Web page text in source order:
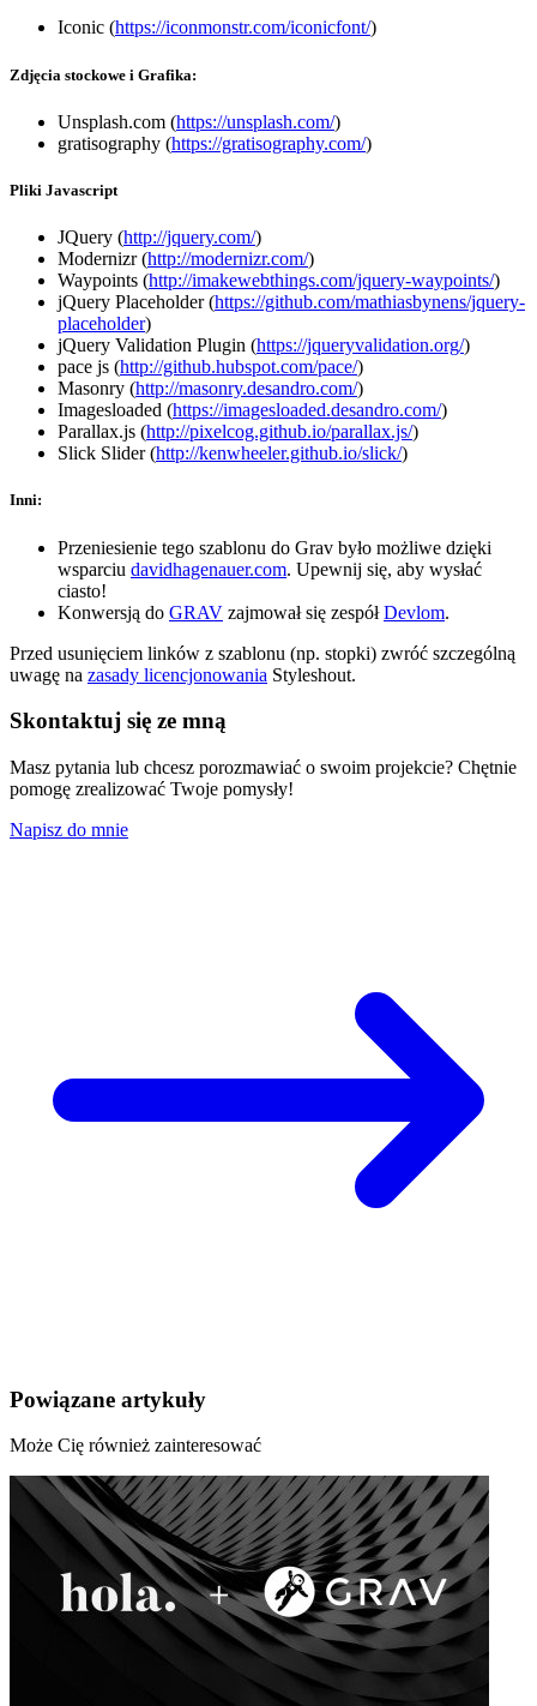
Iconic (https://iconmonstr.com/iconicfont/)
Zdjęcia stockowe i Grafika:
Unsplash.com (https://unsplash.com/)
gratisography (https://gratisography.com/)
Pliki Javascript
JQuery (http://jquery.com/)
Modernizr (http://modernizr.com/)
Waypoints (http://imakewebthings.com/jquery-waypoints/)
jQuery Placeholder (https://github.com/mathiasbynens/jquery-
placeholder)
jQuery Validation Plugin (https://jqueryvalidation.org/)
pace js (http://github.hubspot.com/pace/)
Masonry (http://masonry.desandro.com/)
Imagesloaded (https://imagesloaded.desandro.com/)
Parallax.js (http://pixelcog.github.io/parallax.js/)
Slick Slider (http://kenwheeler.github.io/slick/)
Inni:
Przeniesienie tego szablonu do Grav było możliwe dzięki
wsparciu davidhagenauer.com. Upewnij się, aby wysłać
ciasto!
Konwersją do GRAV zajmował się zespółDevlom.
Przed usunięciem linków z szablonu (np. stopki) zwróć szczególną
uwagę na zasady licencjonowania Styleshout.
Skontaktuj się ze mną
Masz pytania lub chcesz porozmawiać o swoim projekcie? Chętnie
pomogę zrealizować Twoje pomysły!
Napisz do mnie
Powiązane artykuły
Może Cię również zainteresować